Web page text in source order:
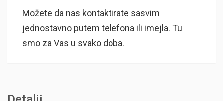
Možete da nas kontaktirate sasvim
jednostavno putem telefona ili imejla. Tu
smo za Vas u svako doba.